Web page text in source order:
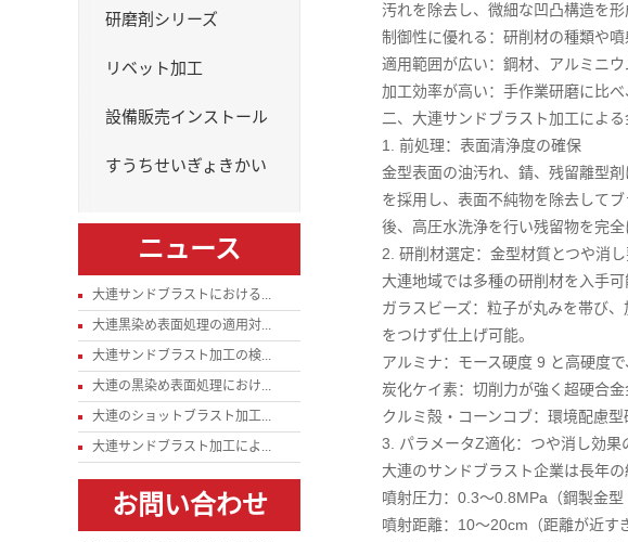
研磨剤シリーズ
リベット加工
設備販売インストール
すうちせいぎょきかい
ニュース
大連サンドブラストにおける...
大連黒染め表面処理の適用対...
大連サンドブラスト加工の検...
大連の黒染め表面処理におけ...
大連のショットブラスト加工...
大連サンドブラスト加工によ...
お問い合わせ
汚れを除去し、微細な凹凸構造を
制御性に優れる：研削材の種類や
適用範囲が広い：鋼材、アルミニ
加工効率が高い：手作業研磨に比
二、大連サンドブラスト加工によ
1. 前処理：表面清浄度の確保
金型表面の油汚れ、錆、残留離型
を採用し、表面不純物を除去して
後、高圧水洗浄を行い残留物を完全
2. 研削材選定：金型材質とつや消
大連地域では多種の研削材を入手
ガラスビーズ：粒子が丸みを帯び
をつけず仕上げ可能。
アルミナ：モース硬度 9 と高硬度
炭化ケイ素：切削力が強く超硬合
クルミ殻・コーンコブ：環境配慮
3. パラメータZ適化：つや消し効果
大連のサンドブラスト企業は長年
噴射圧力：0.3～0.8MPa（鋼製金
噴射距離：10～20cm（距離が近す